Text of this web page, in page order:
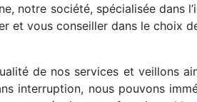
notre société, spécialisée dans
et vous conseiller dans le choix
de nos services et veillons
interruption, nous pouvons